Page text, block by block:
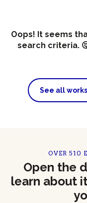
Oops! It seems
search criteria.
See all
OVER 510
Open the
learn about